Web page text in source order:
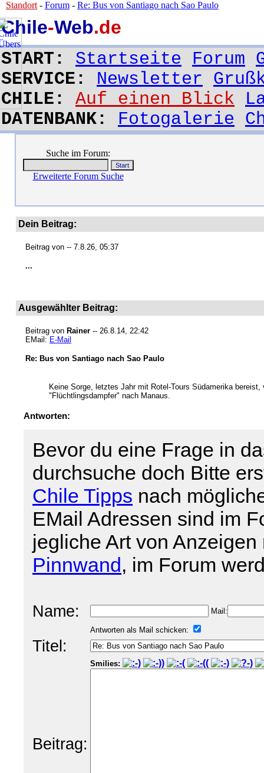
Chile-Web.de
START: Startseite Forum
SERVICE: Newsletter
CHILE: Auf einen Blick
DATENBANK: Fotogalerie
Standort - Forum - Re: Bus von Santiago nach Sao Paulo
Suche im Forum:
Erweiterte Forum Suche
Dein Beitrag:
Beitrag von -- 7.8.26, 05:37
...
Ausgewählter Beitrag:
Beitrag von Rainer -- 26.8.14, 22:42
EMail: E-Mail
Re: Bus von Santiago nach Sao Paulo
Keine Sorge, letztes Jahr mit Rotel-Tours Südamerika
"Flüchtlingsdampfer" nach Manaus.
Antworten:
Bevor du eine Frage in
durchsuche doch Bitte
Chile Tipps nach
EMail Adressen sind im
jegliche Art von
Pinnwand , im Forum
Name: Mail:
Antworten als Mail schicken:
Titel:
Beitrag:
Smilies: